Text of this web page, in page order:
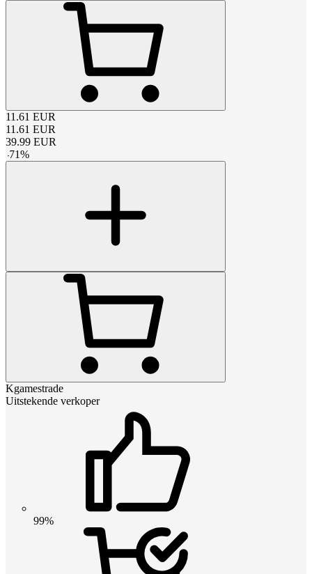
11.61 EUR
11.61 EUR
39.99 EUR
-71%
Kgamestrade
Uitstekende verkoper
99%